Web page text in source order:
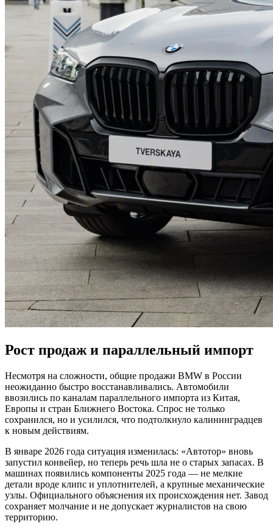
Рост продаж и параллельный импорт
Несмотря на сложности, общие продажи BMW в России
неожиданно быстро восстанавливались. Автомобили
ввозились по каналам параллельного импорта из Китая,
Европы и стран Ближнего Востока. Спрос не только
сохранился, но и усилился, что подтолкнуло калининградцев
к новым действиям.
В январе 2026 года ситуация изменилась: «Автотор» вновь
запустил конвейер, но теперь речь шла не о старых запасах. В
машинах появились компоненты 2025 года — не мелкие
детали вроде клипс и уплотнителей, а крупные механические
узлы. Официального объяснения их происхождения нет. Завод
сохраняет молчание и не допускает журналистов на свою
территорию.